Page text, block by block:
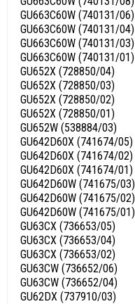
GU663C60W (740131/06)
GU663C60W (740131/04)
GU663C60W (740131/03)
GU663C60W (740131/01)
GU652X (728850/04)
GU652X (728850/03)
GU652X (728850/02)
GU652X (728850/01)
GU652W (538884/03)
GU642D60X (741674/05)
GU642D60X (741674/02)
GU642D60X (741674/01)
GU642D60W (741675/03)
GU642D60W (741675/02)
GU642D60W (741675/01)
GU63CX (736653/05)
GU63CX (736653/04)
GU63CX (736653/02)
GU63CW (736652/06)
GU63CW (736652/04)
GU62DX (737910/03)